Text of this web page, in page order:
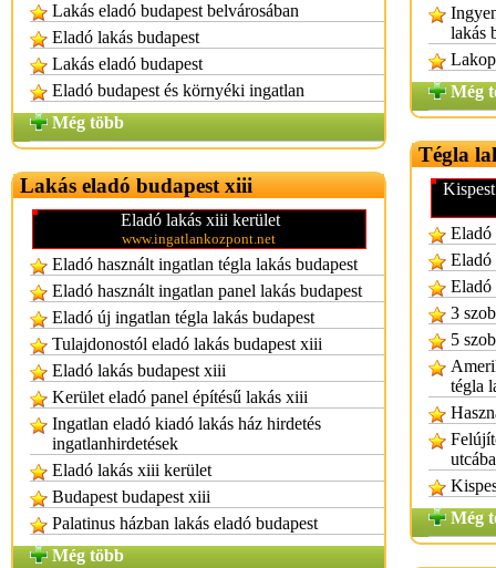
Lakás eladó budapest belvárosában
Eladó lakás budapest
Lakás eladó budapest
Eladó budapest és környéki ingatlan
Még több
Lakás eladó budapest xiii
Eladó lakás xiii kerület
www.ingatlankozpont.net
Eladó használt ingatlan tégla lakás budapest
Eladó használt ingatlan panel lakás budapest
Eladó új ingatlan tégla lakás budapest
Tulajdonostól eladó lakás budapest xiii
Eladó lakás budapest xiii
Kerület eladó panel építésű lakás xiii
Ingatlan eladó kiadó lakás ház hirdetés
ingatlanhirdetések
Eladó lakás xiii kerület
Budapest budapest xiii
Palatinus házban lakás eladó budapest
Még több
lakás
Még
Tégla
Eladó
Eladó
Eladó
3
5
tégla
Még